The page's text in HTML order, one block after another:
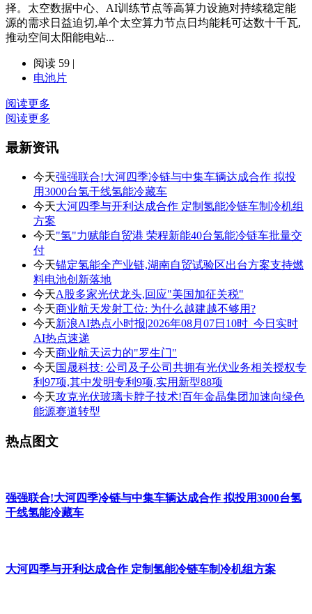
择。太空数据中心、AI训练节点等高算力设施对持续稳定能
源的需求日益迫切,单个太空算力节点日均能耗可达数十千瓦,
推动空间太阳能电站...
阅读 59 |
电池片
阅读更多
阅读更多
最新资讯
今天强强联合!大河四季冷链与中集车辆达成合作 拟投
用3000台氢干线氢能冷藏车
今天大河四季与开利达成合作 定制氢能冷链车制冷机组
方案
今天"氢"力赋能自贸港 荣程新能40台氢能冷链车批量交
付
今天锚定氢能全产业链,湖南自贸试验区出台方案支持燃
料电池创新落地
今天A股多家光伏龙头,回应"美国加征关税"
今天商业航天发射工位: 为什么越建越不够用?
今天新浪AI热点小时报|2026年08月07日10时_今日实时
AI热点速递
今天商业航天运力的"罗生门"
今天国晟科技: 公司及子公司共拥有光伏业务相关授权专
利97项,其中发明专利9项,实用新型88项
今天攻克光伏玻璃卡脖子技术!百年金晶集团加速向绿色
能源赛道转型
热点图文
强强联合!大河四季冷链与中集车辆达成合作 拟投用3000台氢
干线氢能冷藏车
大河四季与开利达成合作 定制氢能冷链车制冷机组方案